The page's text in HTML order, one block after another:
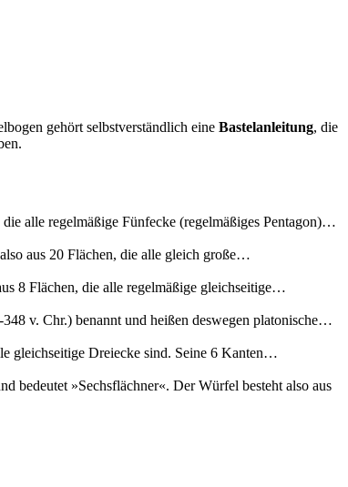
gehört selbstverständlich eine Bastelanleitung, die
alle regelmäßige Fünfecke (regelmäßiges Pentagon)…
aus 20 Flächen, die alle gleich große…
8 Flächen, die alle regelmäßige gleichseitige…
v. Chr.) benannt und heißen deswegen platonische…
gleichseitige Dreiecke sind. Seine 6 Kanten…
bedeutet »Sechsflächner«. Der Würfel besteht also aus